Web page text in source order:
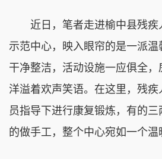
近日，笔者走进榆中县残疾
示范中心，映入眼帘的是一派
干净整洁，活动设施一应俱全
洋溢着欢声笑语。在这里，残
员指导下进行康复锻炼，有的
的做手工，整个中心宛如一个温